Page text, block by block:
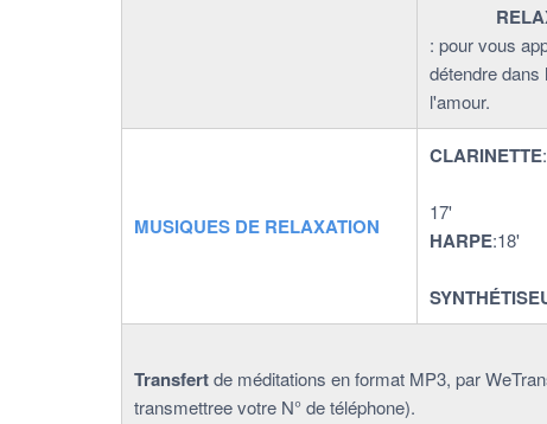
: pour vous
détendre dans
l'amour.
MUSIQUES DE RELAXATION
CLARINETTE
HARPE
Transfertde méditations en format MP3, par
transmettree votre N° de téléphone).